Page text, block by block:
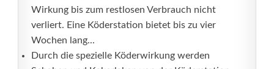
Wirkung bis zum restlosen Verbrauch nicht
verliert. Eine Köderstation bietet bis zu vier
Wochen lang...
Durch die spezielle Köderwirkung werden